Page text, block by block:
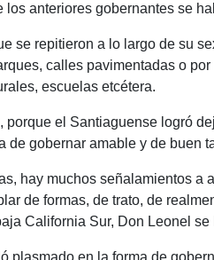
los anteriores gobernantes se
se repitieron a lo largo de su
calles pavimentadas o
escuelas etcétera.
porque el Santiaguense logró
de gobernar amable y de buen
hay muchos señalamientos a
de formas, de trato, de
California Sur, Don Leonel